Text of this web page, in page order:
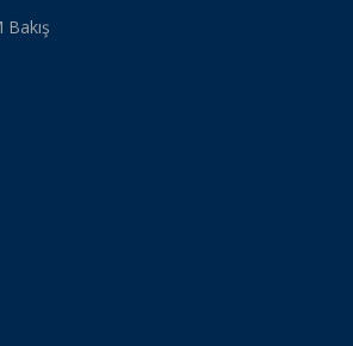
Bakış